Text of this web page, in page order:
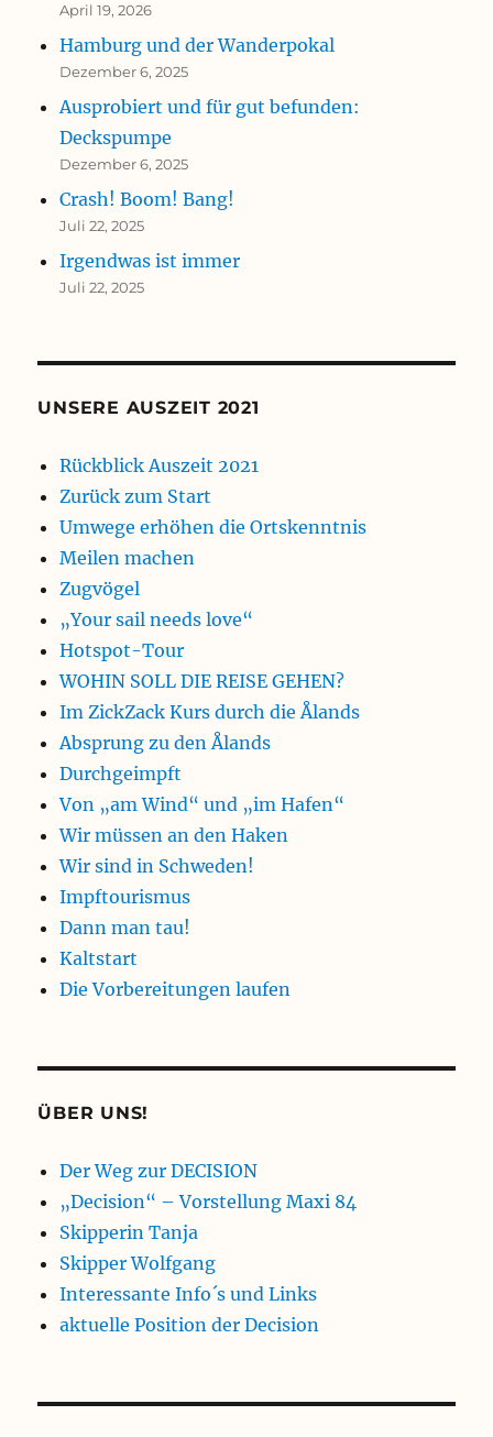
April 19, 2026
Hamburg und der Wanderpokal
Dezember 6, 2025
Ausprobiert und für gut befunden:
Deckspumpe
Dezember 6, 2025
Crash! Boom! Bang!
Juli 22, 2025
Irgendwas ist immer
Juli 22, 2025
UNSERE AUSZEIT 2021
Rückblick Auszeit 2021
Zurück zum Start
Umwege erhöhen die Ortskenntnis
Meilen machen
Zugvögel
„Your sail needs love“
Hotspot-Tour
WOHIN SOLL DIE REISE GEHEN?
Im ZickZack Kurs durch die Ålands
Absprung zu den Ålands
Durchgeimpft
Von „am Wind“ und „im Hafen“
Wir müssen an den Haken
Wir sind in Schweden!
Impftourismus
Dann man tau!
Kaltstart
Die Vorbereitungen laufen
ÜBER UNS!
Der Weg zur DECISION
„Decision“ – Vorstellung Maxi 84
Skipperin Tanja
Skipper Wolfgang
Interessante Info´s und Links
aktuelle Position der Decision